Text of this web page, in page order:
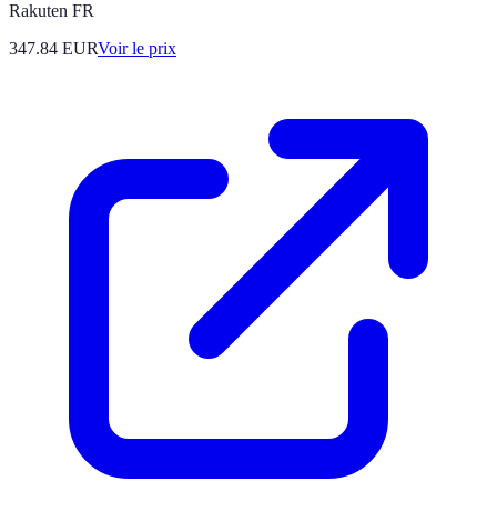
Rakuten FR
347.84 EURVoir le prix